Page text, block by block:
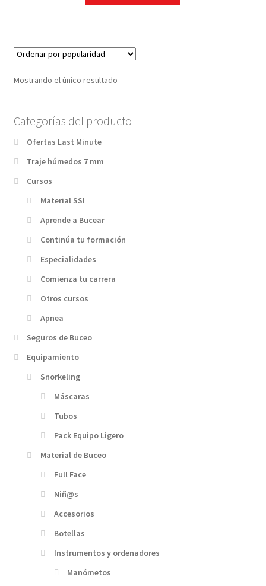
Mostrando el único resultado
Categorías del producto
Ofertas Last Minute
Traje húmedos 7 mm
Cursos
Material SSI
Aprende a Bucear
Continúa tu formación
Especialidades
Comienza tu carrera
Otros cursos
Apnea
Seguros de Buceo
Equipamiento
Snorkeling
Máscaras
Tubos
Pack Equipo Ligero
Material de Buceo
Full Face
Niñ@s
Accesorios
Botellas
Instrumentos y ordenadores
Manómetos